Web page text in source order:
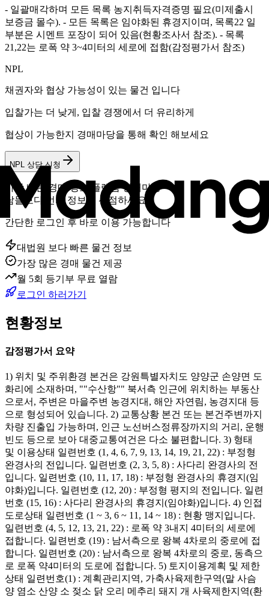
- 일괄매각하며 모든 목록 농지취득자격증명 필요(미제출시
보증금 몰수). - 모든 목록은 임야화된 휴경지이며, 목록22 일
부분은 시멘트 포장이 되어 있음(현황조사서 참조). - 목록
21,22는 로폭 약 3~4미터의 세로에 접함(감정평가서 참조)
NPL
채권자와 협상 가능성이 있는 물건 입니다
입찰가는 더 낮게, 입찰 경쟁에서 더 유리하게
협상이 가능한지 경매마당을 통해 확인 해보세요
NPL 상담 신청
가장 빠른 경매 정보 플랫폼 경매마당
남들보다 먼저 정보를 선점하세요
간단한 로그인 후 바로 이용 가능합니다
대법원 보다 빠른 물건 정보
가장 많은 경매 물건 제공
월 5회 등기부 무료 열람
로그인 하러가기
현황정보
감정평가서 요약
1) 위치 및 주위환경 본건은 강원특별자치도 양양군 손양면 도
화리에 소재하며, ""수산항"" 북서측 인근에 위치하는 부동산
으로서, 주변은 마을주변 농경지대, 해안 자연림, 농경지대 등
으로 형성되어 있습니다. 2) 교통상황 본건 또는 본건주변까지
차량 진출입 가능하며, 인근 노선버스정류장까지의 거리, 운행
빈도 등으로 보아 대중교통여건은 다소 불편합니다. 3) 형태
및 이용상태 일련번호 (1, 4, 6, 7, 9, 13, 14, 19, 21, 22) : 부정형
완경사의 전입니다. 일련번호 (2, 3, 5, 8) : 사다리 완경사의 전
입니다. 일련번호 (10, 11, 17, 18) : 부정형 완경사의 휴경지(임
야화)입니다. 일련번호 (12, 20) : 부정형 평지의 전입니다. 일련
번호 (15, 16) : 사다리 완경사의 휴경지(임야화)입니다. 4) 인접
도로상태 일련번호 (1 ~ 3, 6 ~ 11, 14 ~ 18) : 현황 맹지입니다.
일련번호 (4, 5, 12, 13, 21, 22) : 로폭 약 3내지 4미터의 세로에
접합니다. 일련번호 (19) : 남서측으로 왕복 4차로의 중로에 접
합니다. 일련번호 (20) : 남서측으로 왕복 4차로의 중로, 동측으
로 로폭 약4미터의 도로에 접합니다. 5) 토지이용계획 및 제한
상태 일련번호(1) : 계획관리지역, 가축사육제한구역(말 사슴
양 염소 산양 소 젖소 닭 오리 메추리 돼지 개 사육제한지역(환